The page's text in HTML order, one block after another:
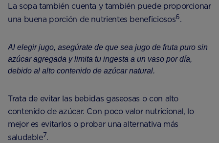
La sopa también cuenta y también puede proporcionar
una buena porción de nutrientes beneficiosos6.
Al elegir jugo, asegúrate de que sea jugo de fruta puro sin
azúcar agregada y limita tu ingesta a un vaso por día,
debido al alto contenido de azúcar natural.
Trata de evitar las bebidas gaseosas o con alto
contenido de azúcar. Con poco valor nutricional, lo
mejor es evitarlos o probar una alternativa más
saludable7.